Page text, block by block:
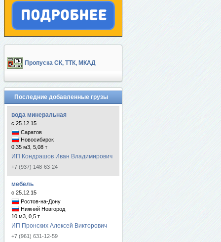
Пропуска СК, ТТК, МКАД
Последние добавленные грузы
вода минеральная
с 25.12.15
Саратов
Новосибирск
0,35 м3, 5,08 т
ИП Кондрашов Иван Владимирович
+7 (937) 148-63-24
мебель
с 25.12.15
Ростов-на-Дону
Нижний Новгород
10 м3, 0,5 т
ИП Пронских Алексей Викторович
+7 (961) 631-12-59